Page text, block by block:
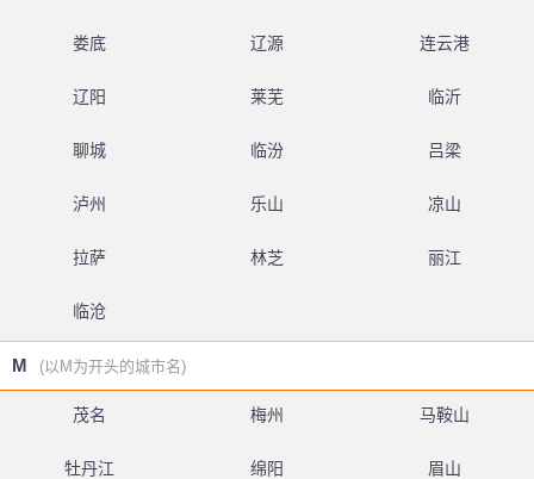
娄底 辽源 连云港
辽阳 莱芜 临沂
聊城 临汾 吕梁
泸州 乐山 凉山
拉萨 林芝 丽江
临沧
M (以M为开头的城市名)
茂名 梅州 马鞍山
牡丹江 绵阳 眉山